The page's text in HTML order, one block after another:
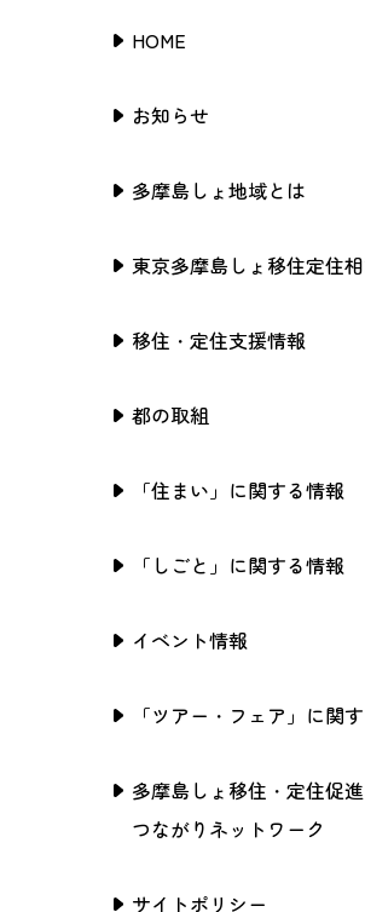
HOME
お知らせ
多摩島しょ地域とは
東京多摩島しょ移住定住
移住・定住支援情報
都の取組
「住まい」に関する情報
「しごと」に関する情報
イベント情報
「ツアー・フェア」に関
多摩島しょ移住・定住促進
つながりネットワーク
サイトポリシー